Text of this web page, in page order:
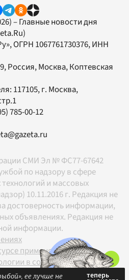
– Главные новости дня
, ОГРН 1067761730376, ИНН
Россия, Москва, Коптевская
117105, г. Москва,
785-00-12
СМИ Эл № ФС77-67642
по надзору в сфере
и массовых
10.11.2016 г. Редакция не
достоверность информации,
объявлениях. Редакция не
информации.
применяются
в соответствии с
ее лучше не